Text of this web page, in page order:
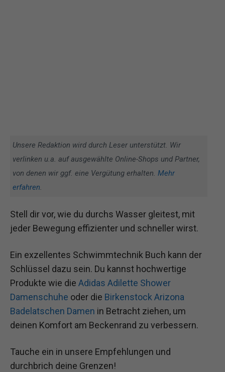
Unsere Redaktion wird durch Leser unterstützt. Wir
verlinken u.a. auf ausgewählte Online-Shops und Partner,
von denen wir ggf. eine Vergütung erhalten. Mehr
erfahren.
Stell dir vor, wie du durchs Wasser gleitest, mit
jeder Bewegung effizienter und schneller wirst.
Ein exzellentes Schwimmtechnik Buch kann der
Schlüssel dazu sein. Du kannst hochwertige
Produkte wie die Adidas Adilette Shower
Damenschuhe oder die Birkenstock Arizona
Badelatschen Damen in Betracht ziehen, um
deinen Komfort am Beckenrand zu verbessern.
Tauche ein in unsere Empfehlungen und
durchbrich deine Grenzen!